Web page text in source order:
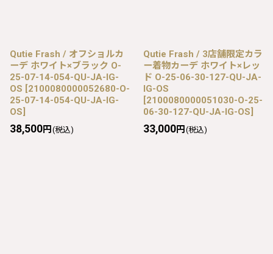
Qutie Frash / オフショルカ
ーデ ホワイト×ブラック O-
25-07-14-054-QU-JA-IG-
OS [2100080000052680-O-
25-07-14-054-QU-JA-IG-
OS]
38,500円 (税込)
Qutie Frash / 3店舗限定カラ
ー着物カーデ ホワイト×レッ
ド O-25-06-30-127-QU-JA-
IG-OS
[2100080000051030-O-25-
06-30-127-QU-JA-IG-OS]
33,000円 (税込)